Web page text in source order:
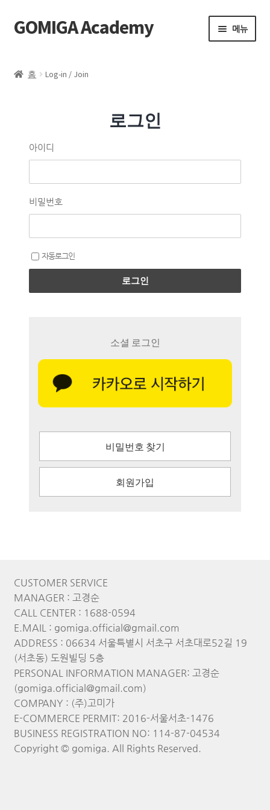
GOMIGA Academy 메뉴
에스테틱
제품 구매
로그인
홈 Log-in / Join
로그인
아이디
비밀번호
자동로그인
로그인
소셜 로그인
비밀번호 찾기
회원가입
CUSTOMER SERVICE
MANAGER : 고경순
CALL CENTER : 1688-0594
E.MAIL : gomiga.official@gmail.com
ADDRESS : 06634 서울특별시 서초구 서초대로52길 19
(서초동) 도원빌딩 5층
PERSONAL INFORMATION MANAGER: 고경순
(gomiga.official@gmail.com)
COMPANY : (주)고미가
E-COMMERCE PERMIT: 2016-서울서초-1476
BUSINESS REGISTRATION NO: 114-87-04534
Copyright © gomiga. All Rights Reserved.